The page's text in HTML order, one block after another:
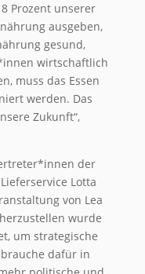
Prozent unserer
ausgeben,
gesund,
wirtschaftlich
muss das Essen
werden. Das
Zukunft“,
der
Lotta
von Lea
wurde
um strategische
brauche dafür in